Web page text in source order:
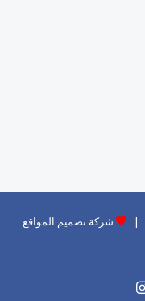
شركة تصميم المواقع
انستقرام